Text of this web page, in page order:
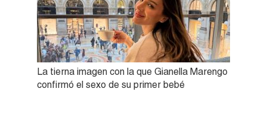
La tierna imagen con la que Gianella Marengo
confirmó el sexo de su primer bebé